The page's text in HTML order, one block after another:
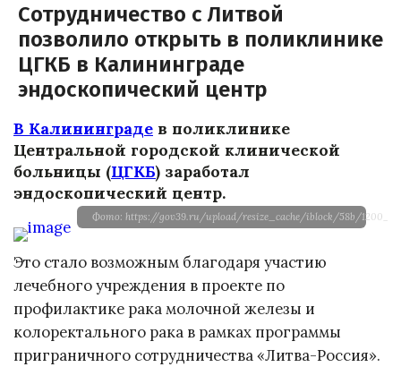
Сотрудничество с Литвой
позволило открыть в поликлинике
ЦГКБ в Калининграде
эндоскопический центр
В Калининграде в поликлинике
Центральной городской клинической
больницы (ЦГКБ) заработал
эндоскопический центр.
Фото: https://gov39.ru/upload/resize_cache/iblock/58b/
Это стало возможным благодаря участию
лечебного учреждения в проекте по
профилактике рака молочной железы и
колоректального рака в рамках программы
приграничного сотрудничества «Литва-Россия».